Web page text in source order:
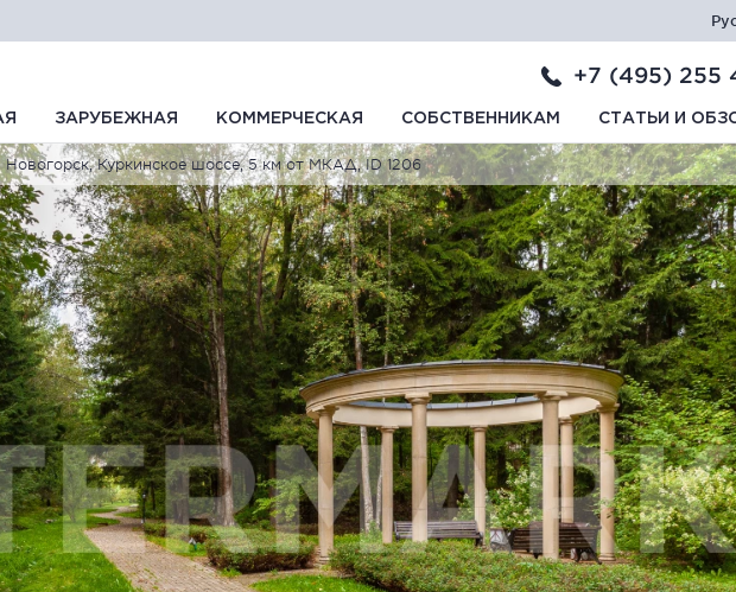
+7 (495) 255
ЗАРУБЕЖНАЯ КОММЕРЧЕСКАЯ СОБСТВЕННИКАМ СТАТЬИ И
Новогорск, Куркинское шоссе, 5 км от МКАД, ID 1206